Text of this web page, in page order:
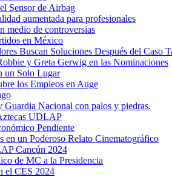
Sensor de Airbag
aumentada para profesionales
medio de controversias
en México
Buscan Soluciones Después del Caso
y Greta Gerwig en las Nominaciones
un Solo Lugar
los Empleos en Auge
Guardia Nacional con palos y piedras.
UDLAP
Pendiente
en un Poderoso Relato Cinematográfico
Cancún 2024
de MC a la Presidencia
el CES 2024